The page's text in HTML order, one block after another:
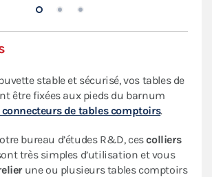
stable et sécurisé, vos tables de
être fixées aux pieds du barnum
connecteurs de tables comptoirs.
bureau d’études R&D, cescolliers
très simples d’utilisation et vous
une ou plusieurs tables comptoirs